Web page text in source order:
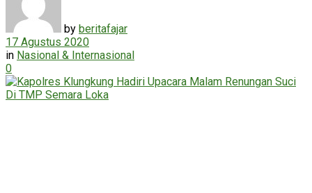
by beritafajar
17 Agustus 2020
in Nasional & Internasional
0